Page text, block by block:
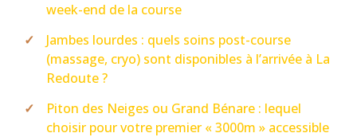
week-end de la course
Jambes lourdes : quels soins post-course
(massage, cryo) sont disponibles à l’arrivée à La
Redoute ?
Piton des Neiges ou Grand Bénare : lequel
choisir pour votre premier « 3000m » accessible